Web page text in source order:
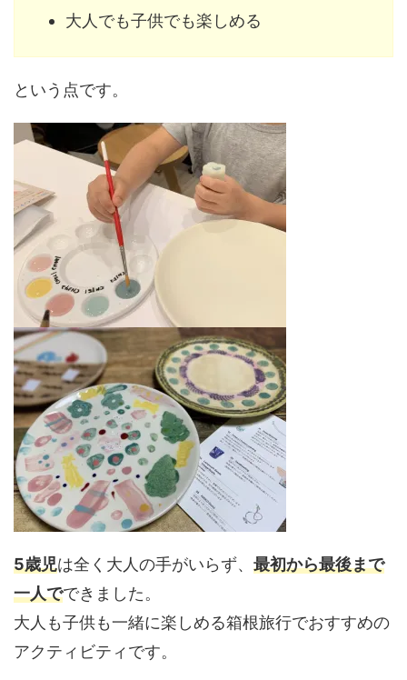
大人でも子供でも楽しめる
という点です。
5歳児は全く大人の手がいらず、 最初から最後まで
一人でできました。
大人も子供も一緒に楽しめる箱根旅行でおすすめの
アクティビティです。